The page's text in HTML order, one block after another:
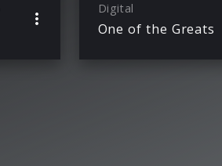
Digital
One of the Greats